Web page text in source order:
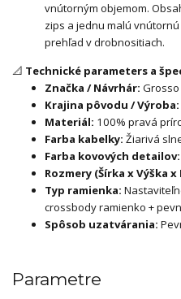
vnútorným objemom.
zips a jednu malú
prehľad v drobnositiach.
📐 Technické parameters a
Značka / Návrhár: Grosso
Krajina pôvodu / Výroba:
Materiál: 100% pravá
Farba kabelky: Žiarivá
Farba kovových detailov:
Rozmery (Šírka x Výška x
Typ ramienka:
crossbody ramienko +
Spôsob uzatvárania:
Parametre